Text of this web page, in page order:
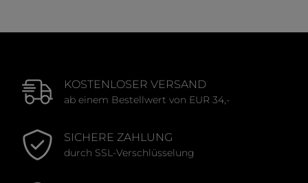
KOSTENLOSER VERSAND
ab einem Bestellwert von EUR 34,-
SICHERE ZAHLUNG
durch SSL-Verschlüsselung